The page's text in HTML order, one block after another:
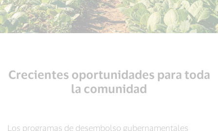
Crecientes oportunidades para toda
la comunidad
Los programas de desembolso gubernamentales